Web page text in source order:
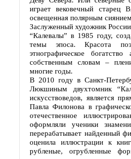
играет вековечный старец
освещенная полярным
Заслуженный художник
“Калевалы” в 1985 году,
темы эпоса. Красота
этнографическое
собственным словам –
многие годы.
В 2010 году в Санкт-
Люкшиным двухтомник
искусствоведов, является
Павла Филонова в
отечественное
оформляли ученики
перерабатывает найденный
оценила иллюстрации к
рубленые, огрубленные